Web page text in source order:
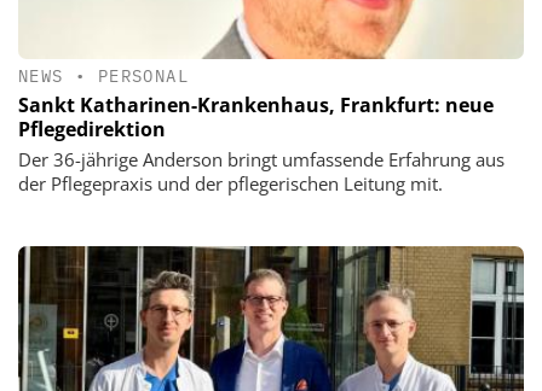
NEWS • PERSONAL
Sankt Katharinen-Krankenhaus, Frankfurt: neue
Pflegedirektion
Der 36-jährige Anderson bringt umfassende Erfahrung aus
der Pflegepraxis und der pflegerischen Leitung mit.